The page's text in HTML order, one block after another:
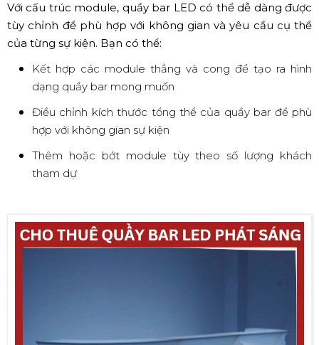
Với cấu trúc module, quầy bar LED có thể dễ dàng được
tùy chỉnh để phù hợp với không gian và yêu cầu cụ thể
của từng sự kiện. Bạn có thể:
Kết hợp các module thẳng và cong để tạo ra hình
dạng quầy bar mong muốn
Điều chỉnh kích thước tổng thể của quầy bar để phù
hợp với không gian sự kiện
Thêm hoặc bớt module tùy theo số lượng khách
tham dự